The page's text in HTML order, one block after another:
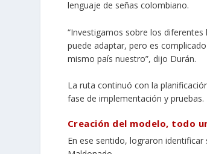
lenguaje de señas colombiano.
“Investigamos sobre los
puede adaptar, pero es
mismo país nuestro”, dijo Durán.
La ruta continuó con la
fase de implementación y pruebas.
Creación del modelo, todo
En ese sentido, lograron